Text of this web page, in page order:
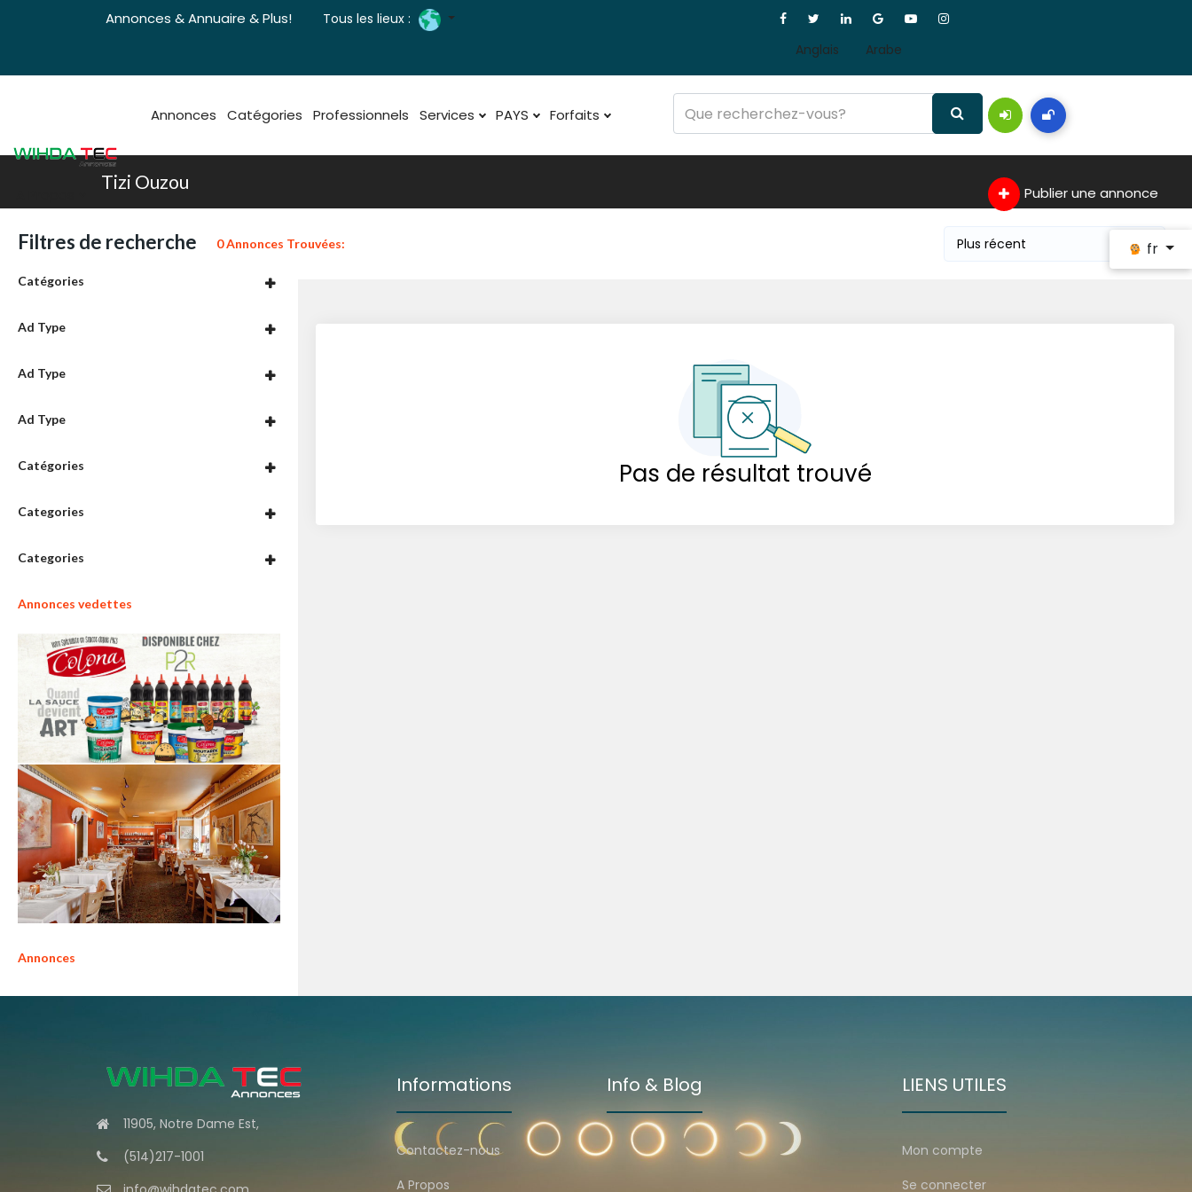
fr
Annonces & Annuaire & Plus!
Tous les lieux :
Anglais
Arabe
Annonces Catégories Professionnels Services PAYS Forfaits
Publier une annonce
Tizi Ouzou
0 Annonces Trouvées:
Filtres de recherche
Catégories
Ad Type
Ad Type
Ad Type
Catégories
Categories
Categories
Annonces vedettes
Annonces
Pas de résultat trouvé
11905, Notre Dame Est,
(514)217-1001
Informations
Contactez-nous
A Propos
Info & Blog LIENS UTILES
Mon compte
Se connecter